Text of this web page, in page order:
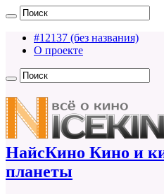
#12137 (без названия)
О проекте
НайсКино Кино и
планеты